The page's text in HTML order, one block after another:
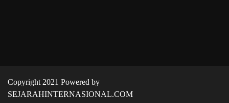
Copyright 2021 Powered by
SEJARAHINTERNASIONAL.COM